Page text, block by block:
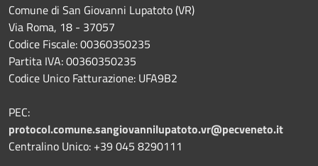
Comune di San Giovanni Lupatoto (VR)
Via Roma, 18 - 37057
Codice Fiscale: 00360350235
Partita IVA: 00360350235
Codice Unico Fatturazione: UFA9B2
PEC:
protocol.comune.sangiovannilupatoto.vr@pecveneto.it
Centralino Unico: +39 045 8290111